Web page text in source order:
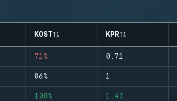
KOST KPR
71% 0.71
86% 1
100% 1.43